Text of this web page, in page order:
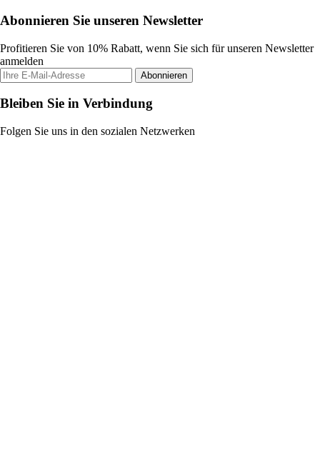
Abonnieren Sie unseren Newsletter
Profitieren Sie von 10% Rabatt, wenn Sie sich für unseren Newsletter
anmelden
Abonnieren
Bleiben Sie in Verbindung
Folgen Sie uns in den sozialen Netzwerken